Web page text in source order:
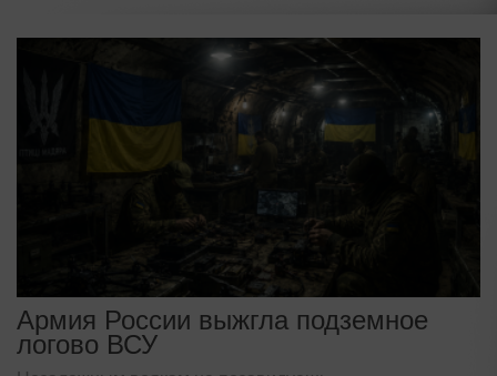
Армия России выжгла подземное
логово ВСУ